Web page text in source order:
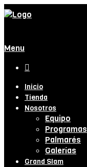
Menu

Inicio
Tienda
Nosotros
Equipo
Programas
Palmarés
Galerías
Grand Slam